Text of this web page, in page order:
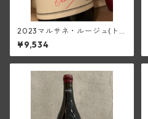
2023マルサネ・ルージュ(ト
ラペ)
¥9,534